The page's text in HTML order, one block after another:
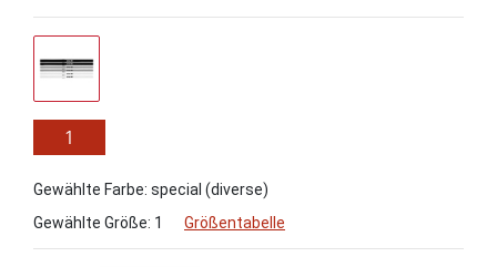
1
Gewählte Farbe: special (diverse)
Gewählte Größe: 1 Größentabelle